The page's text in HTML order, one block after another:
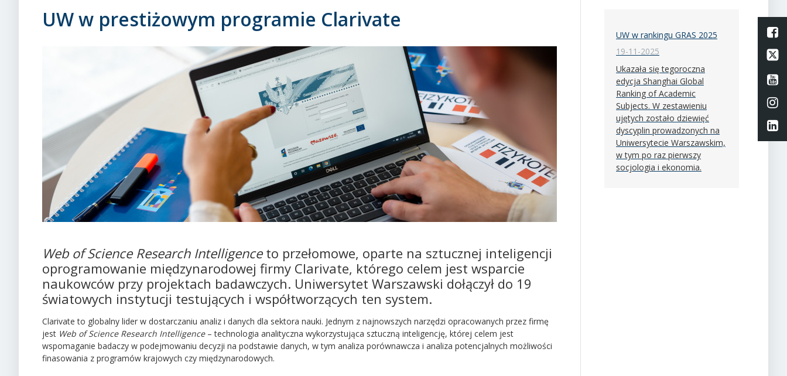
UW w prestiżowym programie Clarivate
Web of Science Research Intelligence to przełomowe, oparte na sztucznej inteligencji
oprogramowanie międzynarodowej firmy Clarivate, którego celem jest wsparcie
naukowców przy projektach badawczych. Uniwersytet Warszawski dołączył do 19
światowych instytucji testujących i współtworzących ten system.
Clarivate to globalny lider w dostarczaniu analiz i danych dla sektora nauki. Jednym z najnowszych narzędzi opracowanych przez firmę
jest Web of Science Research Intelligence– technologia analityczna wykorzystująca sztuczną inteligencję, której celem jest
wspomaganie badaczy w podejmowaniu decyzji na podstawie danych, w tym analiza porównawcza i analiza potencjalnych możliwości
finasowania z programów krajowych czy międzynarodowych.
UW w rankingu GRAS 2025
19-11-2025
Ukazała się tegoroczna
edycja Shanghai Global
Ranking of Academic
Subjects. W zestawieniu
ujętych zostało dziewięć
dyscyplin prowadzonych na
Uniwersytecie Warszawskim,
w tym po raz pierwszy
socjologia i ekonomia.